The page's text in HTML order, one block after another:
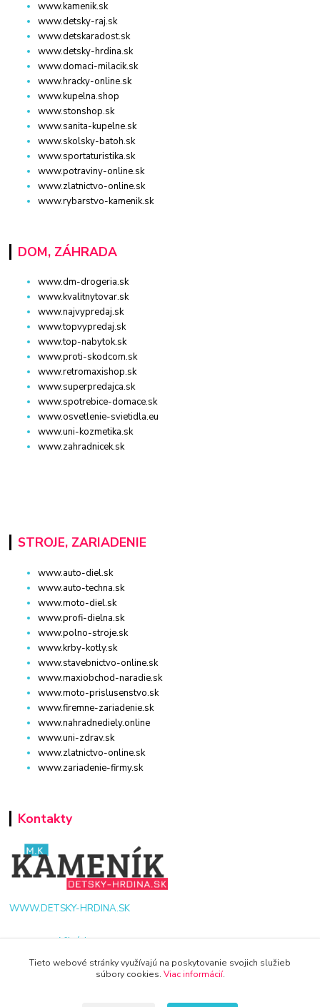
www.kamenik.sk
www.detsky-raj.sk
www.detskaradost.sk
www.detsky-hrdina.sk
www.domaci-milacik.sk
www.hracky-online.sk
www.kupelna.shop
www.stonshop.sk
www.sanita-kupelne.sk
www.skolsky-batoh.sk
www.sportaturistika.sk
www.potraviny-online.sk
www.zlatnictvo-online.sk
www.rybarstvo-kamenik.sk
DOM, ZÁHRADA
www.dm-drogeria.sk
www.kvalitnytovar.sk
www.najvypredaj.sk
www.topvypredaj.sk
www.top-nabytok.sk
www.proti-skodcom.sk
www.retromaxishop.sk
www.superpredajca.sk
www.spotrebice-domace.sk
www.osvetlenie-svietidla.eu
www.uni-kozmetika.sk
www.zahradnicek.sk
STROJE, ZARIADENIE
www.auto-diel.sk
www.auto-techna.sk
www.moto-diel.sk
www.profi-dielna.sk
www.polno-stroje.sk
www.krby-kotly.sk
www.stavebnictvo-online.sk
www.maxiobchod-naradie.sk
www.moto-prislusenstvo.sk
www.firemne-zariadenie.sk
www.nahradnediely.online
www.uni-zdrav.sk
www.zlatnictvo-online.sk
www.zariadenie-firmy.sk
Kontakty
WWW.DETSKY-HRDINA.SK
Viktória
+421 940 949 000
Tieto webové stránky využívajú na poskytovanie svojich služieb
súbory cookies. Viac informácií.